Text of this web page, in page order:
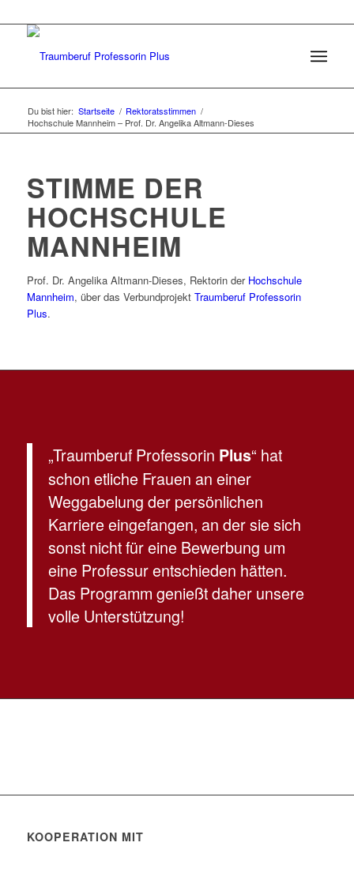
Du bist hier: Startseite / Rektoratsstimmen /
Hochschule Mannheim – Prof. Dr. Angelika Altmann-Dieses
STIMME DER
HOCHSCHULE
MANNHEIM
Prof. Dr. Angelika Altmann-Dieses, Rektorin der Hochschule
Mannheim, über das Verbundprojekt Traumberuf Professorin
Plus.
„Traumberuf Professorin Plus“ hat
schon etliche Frauen an einer
Weggabelung der persönlichen
Karriere eingefangen, an der sie sich
sonst nicht für eine Bewerbung um
eine Professur entschieden hätten.
Das Programm genießt daher unsere
volle Unterstützung!
KOOPERATION MIT